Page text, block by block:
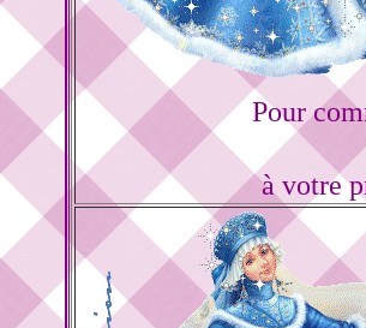
Pour
à votre